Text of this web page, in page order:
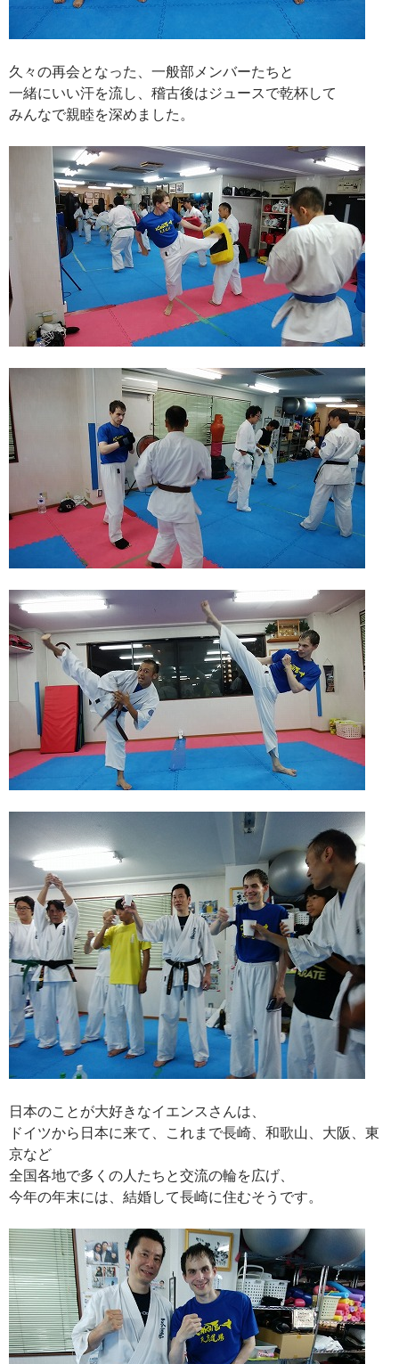
久々の再会となった、一般部メンバーたちと
一緒にいい汗を流し、稽古後はジュースで乾杯して
みんなで親睦を深めました。
日本のことが大好きなイエンスさんは、
ドイツから日本に来て、これまで長崎、和歌山、大阪、東
京など
全国各地で多くの人たちと交流の輪を広げ、
今年の年末には、結婚して長崎に住むそうです。